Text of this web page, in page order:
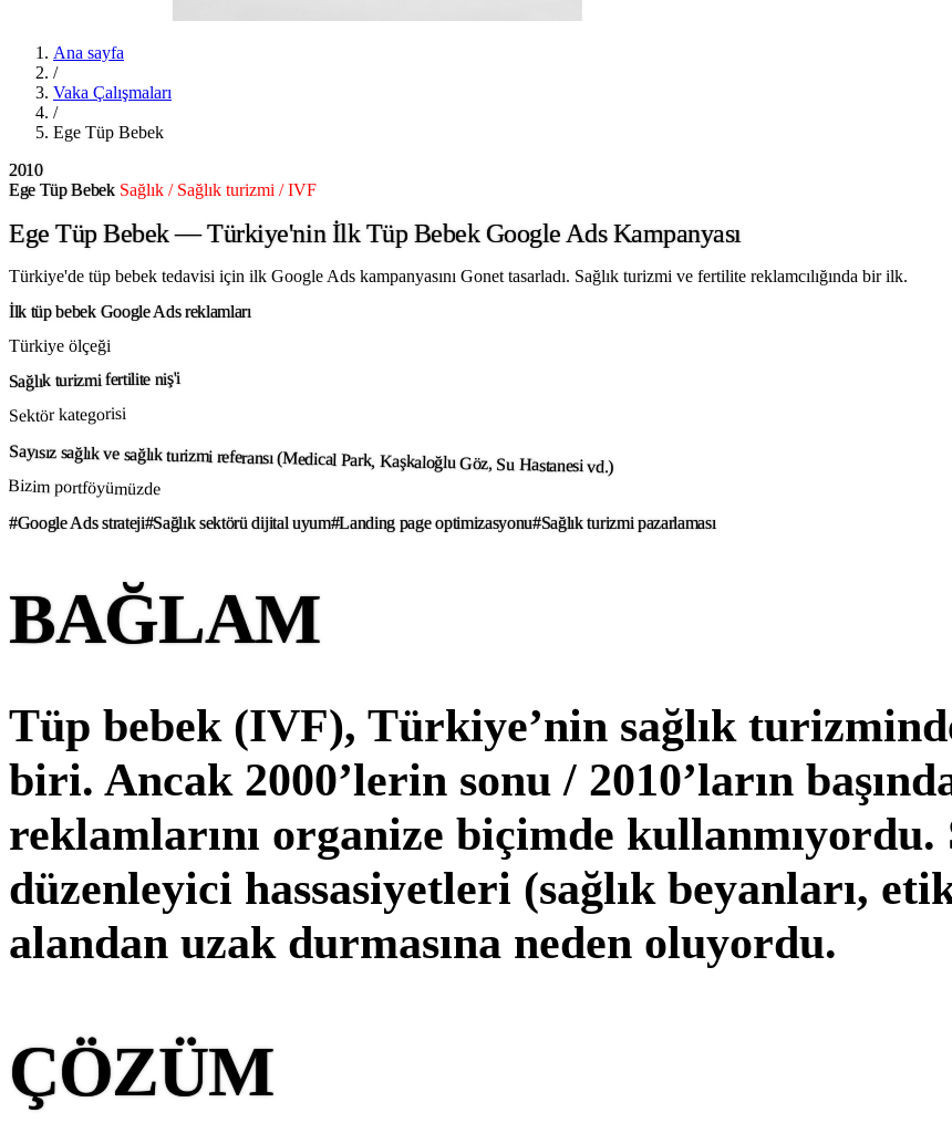
Ana sayfa
/
Vaka Çalışmaları
/
Ege Tüp Bebek
2010
Ege Tüp Bebek Sağlık / Sağlık turizmi / IVF
Ege Tüp Bebek — Türkiye'nin İlk Tüp Bebek Google Ads Kampanyası
Türkiye'de tüp bebek tedavisi için ilk Google Ads kampanyasını Gonet tasarladı. Sağlık turizmi ve fertilite reklamcılığında bir ilk.
İlk tüp bebek Google Ads reklamları
Türkiye ölçeği
Sağlık turizmi fertilite niş'i
Sektör kategorisi
Sayısız sağlık ve sağlık turizmi referansı (Medical Park, Kaşkaloğlu Göz, Su Hastanesi vd.)
Bizim portföyümüzde
#Google Ads strateji#Sağlık sektörü dijital uyum#Landing page optimizasyonu#Sağlık turizmi pazarlaması
BAĞLAM
Tüp bebek (IVF), Türkiye’nin sağlık
biri. Ancak 2000’lerin sonu / 2010’ların
reklamlarını organize biçimde kullanmıyordu.
düzenleyici hassasiyetleri (sağlık beyanları,
alandan uzak durmasına neden oluyordu.
ÇÖZÜM